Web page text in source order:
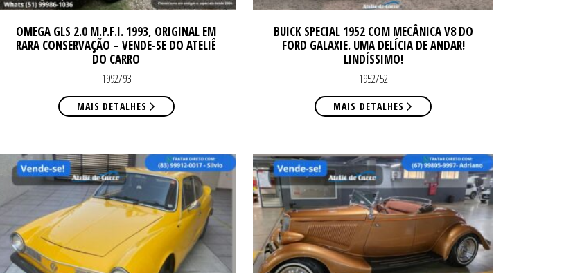
OMEGA GLS 2.0 M.P.F.I. 1993, ORIGINAL EM
RARA CONSERVAÇÃO – VENDE-SE DO ATELIÊ
DO CARRO
1992/93
MAIS DETALHES
BUICK SPECIAL 1952 COM MECÂNICA V8 DO
FORD GALAXIE. UMA DELÍCIA DE ANDAR!
LINDÍSSIMO!
1952/52
MAIS DETALHES